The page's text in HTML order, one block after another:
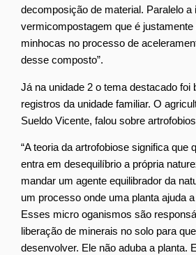
decomposição de material. Paralelo a
vermicompostagem que é justamente
minhocas no processo de
desse composto”.
Já na unidade 2 o tema destacado foi
registros da unidade familiar. O
Sueldo Vicente, falou sobre
“A teoria da artrofobiose significa que
entra em desequilíbrio a própria
mandar um agente equilibrador da
um processo onde uma planta ajuda
Esses micro oganismos são
liberação de minerais no solo para
desenvolver. Ele não aduba a planta.